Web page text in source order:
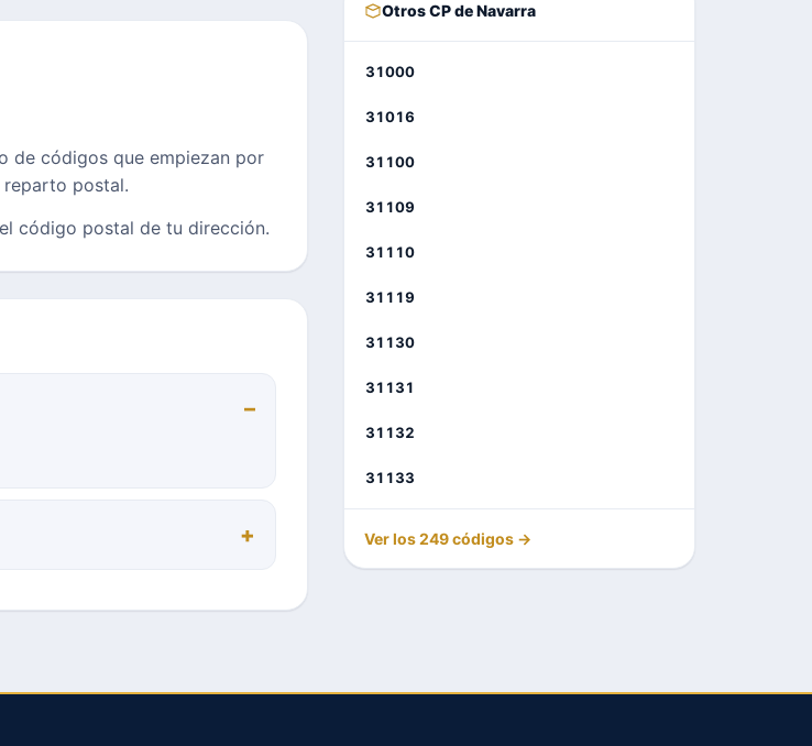
de códigos que empiezan por
postal.
código postal de tu dirección.
Otros CP de Navarra
31000
31016
31100
31109
31110
31119
31130
31131
31132
31133
Ver los 249 códigos →